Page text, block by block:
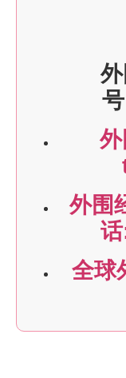
号
外围
全球